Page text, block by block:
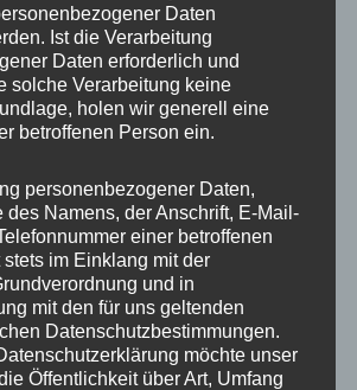
Daten
Ist die Verarbeitung
Daten erforderlich und
solche Verarbeitung keine
holen wir generell eine
betroffenen Person ein.
personenbezogener Daten,
des Namens, der Anschrift, E-Mail-
einer betroffenen
stets im Einklang mit der
und in
mit den für uns geltenden
Datenschutzbestimmungen.
möchte unser
Öffentlichkeit über Art, Umfang